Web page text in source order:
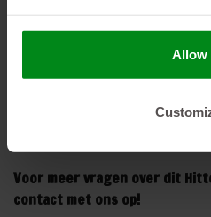
Allow
kachellint
onze veiligheidsvoorschriften
Voor meer vragen over dit
contact met ons op!